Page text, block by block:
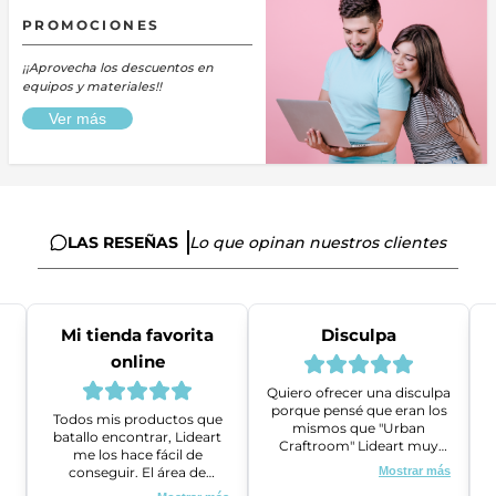
PROMOCIONES
¡¡Aprovecha los descuentos en
equipos y materiales!!
Ver más
LAS RESEÑAS Lo que opinan nuestros clientes
Mi tienda favorita
online
Todos mis productos que
batallo encontrar, Lideart
me los hace fácil de
conseguir. El área de
ventas es super amable y
Disculpa
Quiero ofrecer una disculpa
porque pensé que eran los
mismos que "Urban
Craftroom" Lideart muy
amables me ayudaron a
gestionar un problema que
Mostrar más